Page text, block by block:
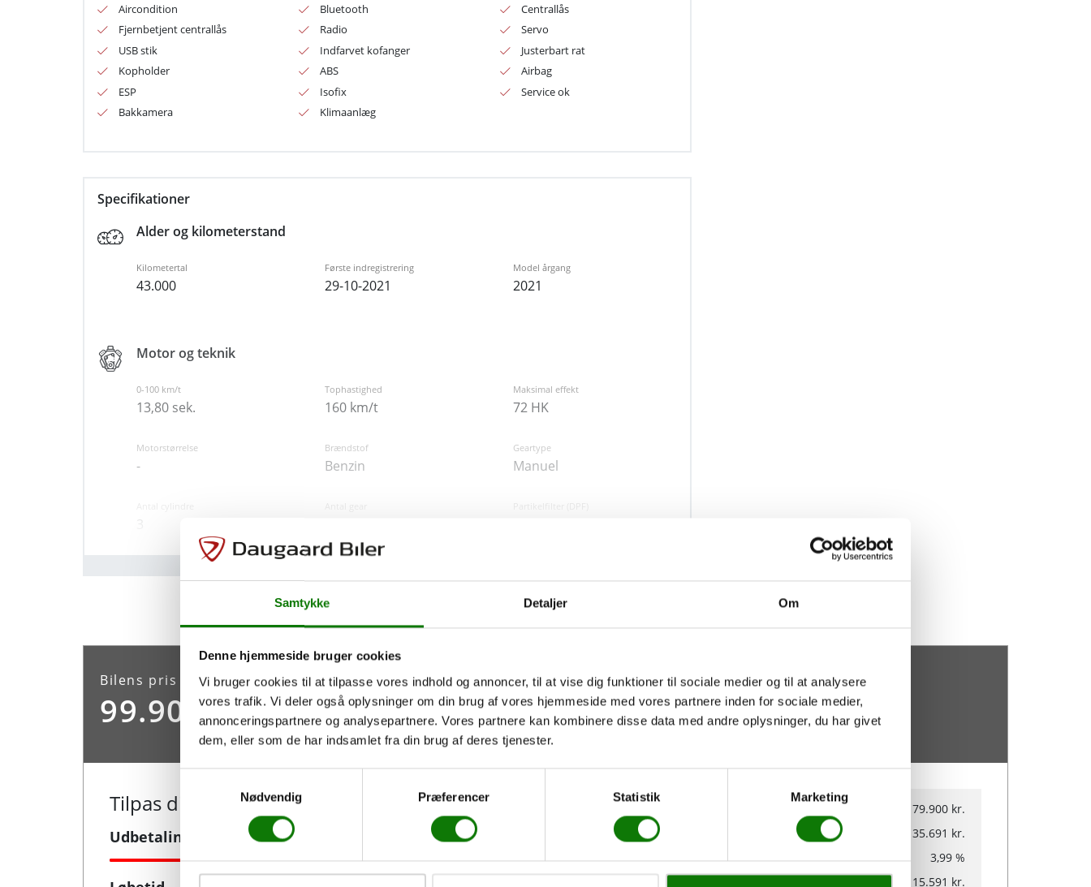
Samtykke Detaljer Om
Denne hjemmeside bruger cookies
Vi bruger cookies til at tilpasse vores indhold og annoncer, til at vise dig funktioner til sociale medier og til at analysere
vores trafik. Vi deler også oplysninger om din brug af vores hjemmeside med vores partnere inden for sociale medier,
annonceringspartnere og analysepartnere. Vores partnere kan kombinere disse data med andre oplysninger, du har givet
dem, eller som de har indsamlet fra din brug af deres tjenester.
Nødvendig
Præferencer Statistik Marketing
Vigtigt udstyr:
- Aircondition
- Klimaanlæg
- Bluetooth
- Radio
- Servo
- Isofix
- Justerbart rat
- Service ok
En praktisk lille hatchback til dig, der vil have en nyere C1 med fornuftigt udstyr og lav
Aircondition Bluetooth
Centrallås
Fjernbetjent centrallås
Radio
Servo
USB stik
Indfarvet kofanger
Justerbart rat
Kopholder
ABS
Airbag
ESP
Isofix
Service ok
Bakkamera
Klimaanlæg
Specifikationer
Alder og kilometerstand
Kilometertal
43.000
Første indregistrering
29-10-2021
Model årgang
2021
Motor og teknik
0-100 km/t
13,80 sek.
Tophastighed
160 km/t
Maksimal effekt
72 HK
Motorstørrelse
-
Brændstof
Benzin
Geartype
Manuel
Ja
Antal Airbags ESP
Indretning og type
5
Farve
Hvid
Karosseri
Hatchback
Rummelighed og mål
Totalvægt
Finansiering
Bilens pris (kr.)
99.900
Variabel rente
3,99%
Mdl. ydelse (kr.)
1.605
Tilpas din finansiering
Udbetaling 20.000kr.
79.900 kr.
Saml. kreditomk.
35.691 kr.
Variabel rente
3,99 %
115.591 kr.